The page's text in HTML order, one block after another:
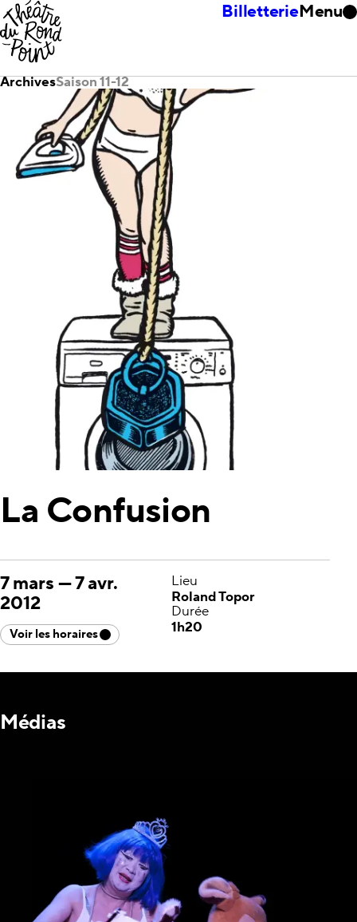
BilletterieMenu
ArchivesSaison 11-12
La Confusion
7 mars —7 avr.
2012
Voir les horaires
Lieu
Roland Topor
Durée
1h20
Médias